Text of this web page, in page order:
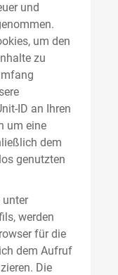
und
um den
zu
ID an Ihren
um eine
dem
genutzten
unter
werden
für die
dem Aufruf
Die